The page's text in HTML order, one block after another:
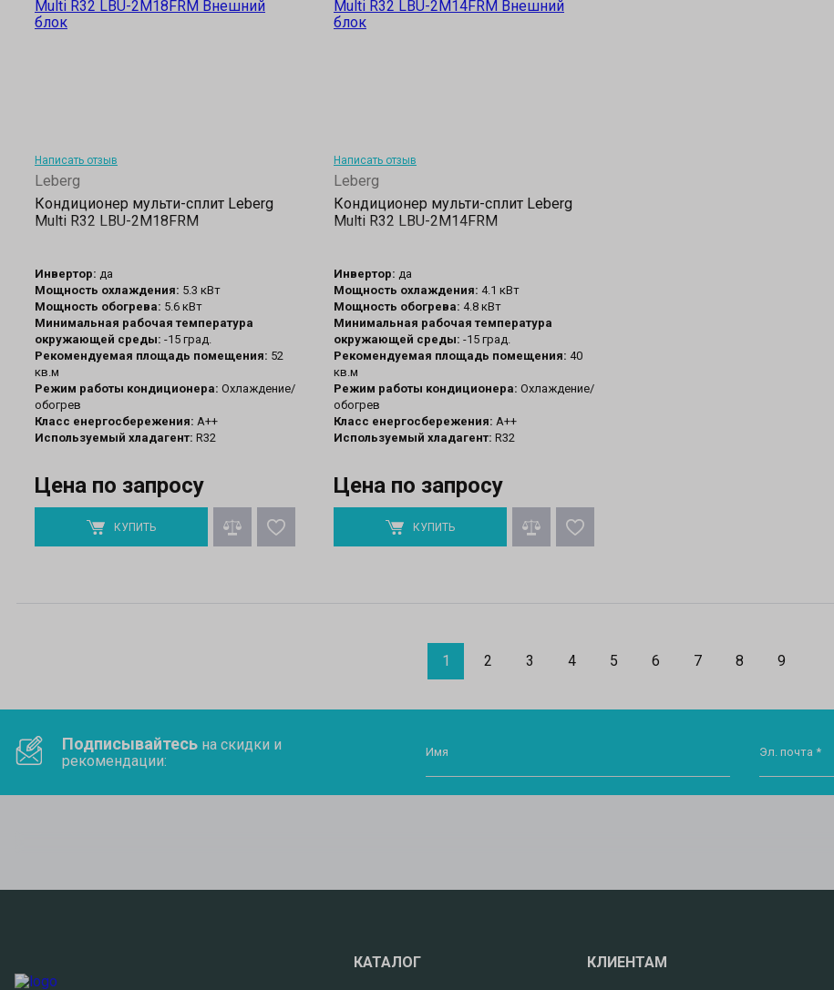
Написать отзыв
Leberg
Кондиционер мульти-сплит Leberg
Multi R32 LBU-2M18FRM
Инвертор: да
Мощность охлаждения: 5.3 кВт
Мощность обогрева: 5.6 кВт
Минимальная рабочая температура
окружающей среды: -15 град.
Рекомендуемая площадь помещения: 52
кв.м
Режим работы кондиционера: Охлаждение/
обогрев
Класс енергосбережения: А++
Используемый хладагент: R32
Цена по запросу
КУПИТЬ
Написать отзыв
Leberg
Кондиционер мульти-сплит Leberg
Multi R32 LBU-2M14FRM
Инвертор: да
Мощность охлаждения: 4.1 кВт
Мощность обогрева: 4.8 кВт
Минимальная рабочая температура
окружающей среды: -15 град.
Рекомендуемая площадь помещения: 40
кв.м
Режим работы кондиционера: Охлаждение/
обогрев
Класс енергосбережения: А++
Используемый хладагент: R32
Цена по запросу
КУПИТЬ
1 2 3 4 5 6 7 8 9
Подписывайтесьна скидки и
рекомендации:
Имя Эл. почта *
КАТАЛОГ КЛИЕНТАМ